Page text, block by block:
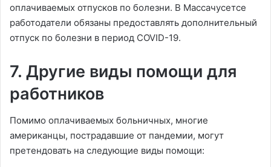
оплачиваемых отпусков по болезни. В Массачусетсе
работодатели обязаны предоставлять дополнительный
отпуск по болезни в период COVID-19.
7. Другие виды помощи для
работников
Помимо оплачиваемых больничных, многие
американцы, пострадавшие от пандемии, могут
претендовать на следующие виды помощи: